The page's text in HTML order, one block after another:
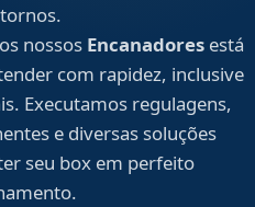
nossos Encanadores está
com rapidez, inclusive
Executamos regulagens,
e diversas soluções
seu box em perfeito